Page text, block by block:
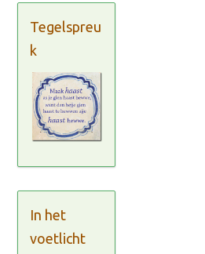
Tegelspreu
k
In het
voetlicht